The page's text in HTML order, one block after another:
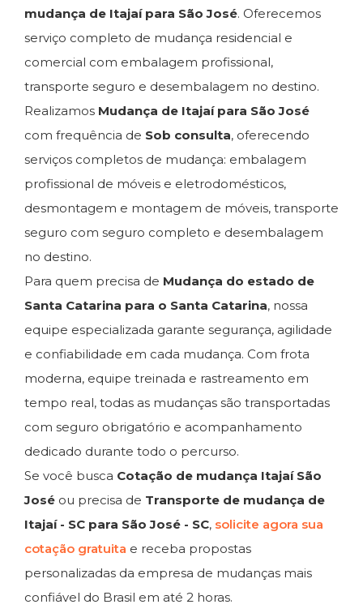
mudança de Itajaí para São José. Oferecemos
serviço completo de mudança residencial e
comercial com embalagem profissional,
transporte seguro e desembalagem no destino.
Realizamos Mudança de Itajaí para São José
com frequência de Sob consulta, oferecendo
serviços completos de mudança: embalagem
profissional de móveis e eletrodomésticos,
desmontagem e montagem de móveis, transporte
seguro com seguro completo e desembalagem
no destino.
Para quem precisa de Mudança do estado de
Santa Catarina para o Santa Catarina, nossa
equipe especializada garante segurança, agilidade
e confiabilidade em cada mudança. Com frota
moderna, equipe treinada e rastreamento em
tempo real, todas as mudanças são transportadas
com seguro obrigatório e acompanhamento
dedicado durante todo o percurso.
Se você busca Cotação de mudança Itajaí São
José ou precisa de Transporte de mudança de
Itajaí - SC para São José - SC, solicite agora sua
cotação gratuita e receba propostas
personalizadas da empresa de mudanças mais
confiável do Brasil em até 2 horas.